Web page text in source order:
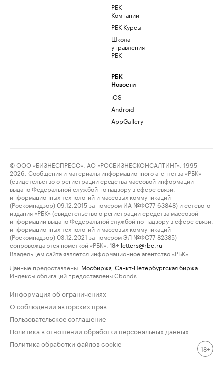
РБК
Компании
РБК Курсы
Школа
управления
РБК
РБК
Новости
iOS
Android
AppGallery
© ООО «БИЗНЕСПРЕСС», АО «РОСБИЗНЕСКОНСАЛТИНГ», 1995–
2026. Сообщения и материалы информационного агентства «РБК»
(свидетельство о регистрации средства массовой информации
выдано Федеральной службой по надзору в сфере связи,
информационных технологий и массовых коммуникаций
(Роскомнадзор) 09.12.2015 за номером ИА №ФС77-63848) и сетевого
издания «РБК» (свидетельство о регистрации средства массовой
информации выдано Федеральной службой по надзору в сфере связи,
информационных технологий и массовых коммуникаций
(Роскомнадзор) 03.12.2021 за номером ЭЛ №ФС77-82385)
сопровождаются пометкой «РБК».
18+ letters@rbc.ru
Владельцем сайта является информационное агентство «РБК».
Данные предоставлены: Мосбиржа Санкт-Петербургская биржа
Индексы облигаций предоставлены Cbonds.
Информация об ограничениях
О соблюдении авторских прав
Пользовательское соглашение
Политика в отношении обработки персональных данных
Политика обработки файлов cookie
18+